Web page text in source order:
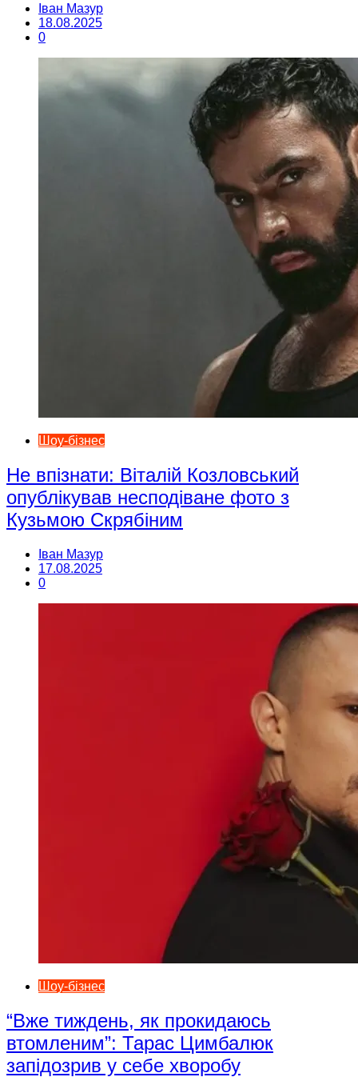
Іван Мазур
18.08.2025
0
Шоу-бізнес
Не впізнати: Віталій Козловський
опублікував несподіване фото з
Кузьмою Скрябіним
Іван Мазур
17.08.2025
0
Шоу-бізнес
“Вже тиждень, як прокидаюсь
втомленим”: Тарас Цимбалюк
запідозрив у себе хворобу